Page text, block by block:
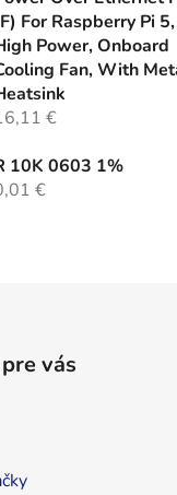
For Raspberry Pi 5,
Power, Onboard
Fan, With
€
10K 0603 1%
€
vás